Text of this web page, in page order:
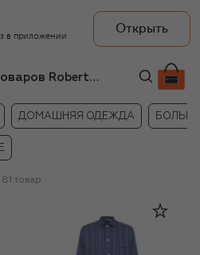
в приложении
Открыть
Каталог товаров Roberto Ricetti
ДОМАШНЯЯ ОДЕЖДА
81 товар